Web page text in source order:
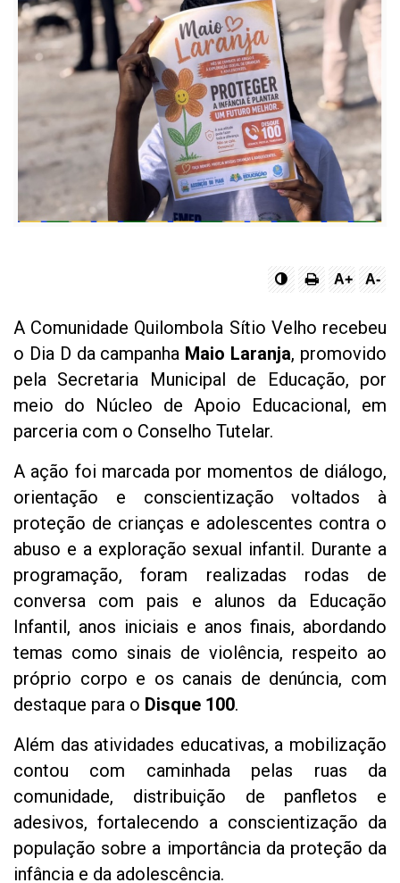
A+ A-
A Comunidade Quilombola Sítio Velho recebeu
o Dia D da campanha Maio Laranja, promovido
pela Secretaria Municipal de Educação, por
meio do Núcleo de Apoio Educacional, em
parceria com o Conselho Tutelar.
A ação foi marcada por momentos de diálogo,
orientação e conscientização voltados à
proteção de crianças e adolescentes contra o
abuso e a exploração sexual infantil. Durante a
programação, foram realizadas rodas de
conversa com pais e alunos da Educação
Infantil, anos iniciais e anos finais, abordando
temas como sinais de violência, respeito ao
próprio corpo e os canais de denúncia, com
destaque para o Disque 100.
Além das atividades educativas, a mobilização
contou com caminhada pelas ruas da
comunidade, distribuição de panfletos e
adesivos, fortalecendo a conscientização da
população sobre a importância da proteção da
infância e da adolescência.